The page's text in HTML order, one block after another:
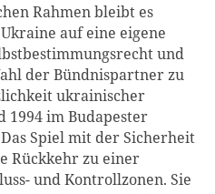
Rahmen bleibt es
auf eine eigene
und
der Bündnispartner zu
ukrainischer
1994 im Budapester
Spiel mit der Sicherheit
Rückkehr zu einer
und Kontrollzonen. Sie